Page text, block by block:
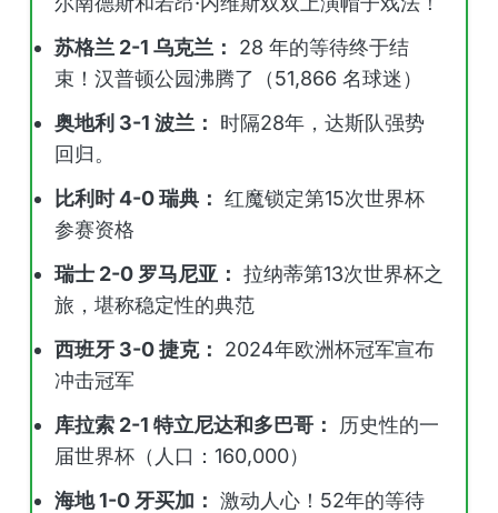
苏格兰 2-1 乌克兰：
28 年的等待终于结
束！汉普顿公园沸腾了（51,866 名球迷）
奥地利 3-1 波兰：
时隔28年，达斯队强势
回归。
比利时 4-0 瑞典： 红魔锁定第15次世界杯
参赛资格
瑞士 2-0 罗马尼亚： 拉纳蒂第13次世界杯之
旅，堪称稳定性的典范
西班牙 3-0 捷克：
2024年欧洲杯冠军宣布
冲击冠军
库拉索 2-1 特立尼达和多巴哥：
历史性的一
届世界杯（人口：160,000）
海地 1-0 牙买加： 激动人心！52年的等待